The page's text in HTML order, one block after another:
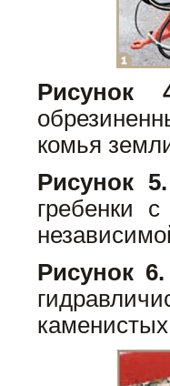
Рисунок
комья
Рисунок 5.
гребенки
Рисунок 6.